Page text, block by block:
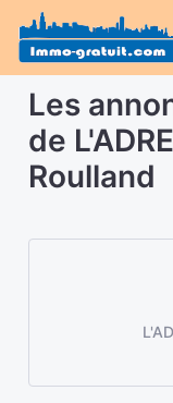
Les
de
Roulland